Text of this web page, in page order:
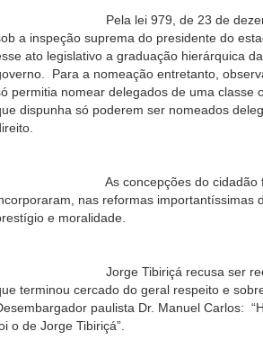
lei 979, de 23 de dezembro de
a inspeção suprema do presidente do
ato legislativo a graduação hierárquica
Para a nomeação entretanto,
permitia nomear delegados de uma classe
dispunha só poderem ser nomeados
concepções do cidadão ficaram
nas reformas importantíssimas
e moralidade.
Tibiriçá recusa ser reeleito,
terminou cercado do geral respeito e
paulista Dr. Manuel Carlos:
o de Jorge Tibiriçá”.